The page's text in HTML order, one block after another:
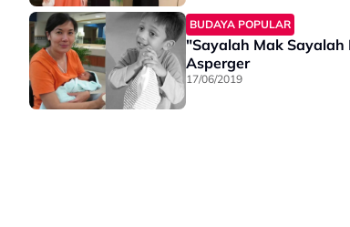
BUDAYA POPULAR
"Sayalah Mak Sayalah
Asperger
17/06/2019